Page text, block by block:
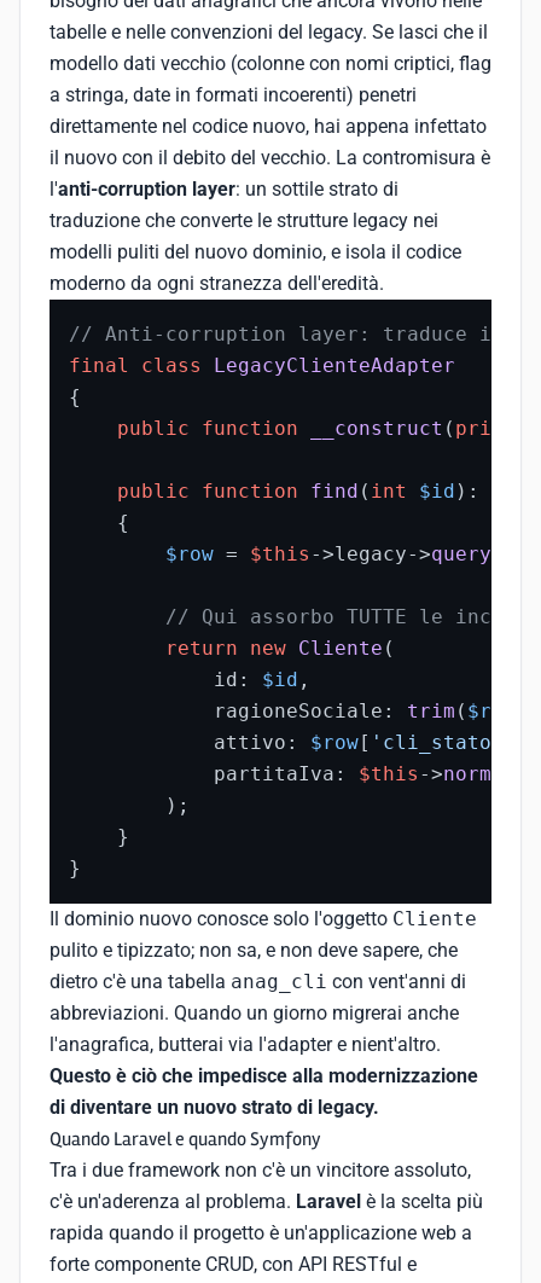
tabelle e nelle convenzioni del legacy. Se lasci che il
modello dati vecchio (colonne con nomi criptici, flag
a stringa, date in formati incoerenti) penetri
direttamente nel codice nuovo, hai appena infettato
il nuovo con il debito del vecchio. La contromisura è
l'anti-corruption layer: un sottile strato di
traduzione che converte le strutture legacy nei
modelli puliti del nuovo dominio, e isola il codice
moderno da ogni stranezza dell'eredità.
// Anti-corruption layer: traduce il
final
class
LegacyClienteAdapter
{
public
function __construct ( private
public function find ( int $id ):
{
$row = $this ->legacy->query
// Qui assorbo TUTTE le
return
new Cliente (
            id:
$id ,
            ragioneSociale:
trim ( $row
            attivo:
$row[ 'cli_stato'
            partitaIva:
$this ->
        );
    }
}
Il dominio nuovo conosce solo l'oggetto Cliente
pulito e tipizzato; non sa, e non deve sapere, che
dietro c'è una tabella anag_cli con vent'anni di
abbreviazioni. Quando un giorno migrerai anche
l'anagrafica, butterai via l'adapter e nient'altro.
Questo è ciò che impedisce alla modernizzazione
di diventare un nuovo strato di legacy.
Quando Laravel e quando Symfony
Tra i due framework non c'è un vincitore assoluto,
c'è un'aderenza al problema. Laravel è la scelta più
rapida quando il progetto è un'applicazione web a
forte componente CRUD, con API RESTful e